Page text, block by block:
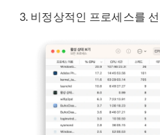
비정상적인 프로세스를